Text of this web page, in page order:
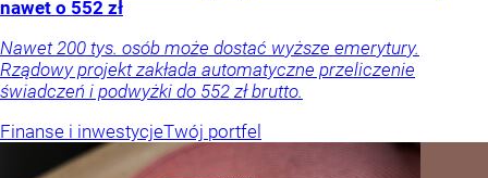
nawet o 552 zł
Nawet 200 tys. osób może dostać wyższe emerytury.
Rządowy projekt zakłada automatyczne przeliczenie
świadczeń i podwyżki do 552 zł brutto.
Finanse i inwestycjeTwój portfel